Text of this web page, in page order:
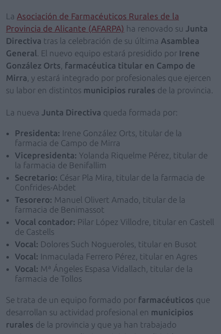
La Asociación de Farmacéuticos Rurales de la
Provincia de Alicante (AFARPA) ha renovado su Junta
Directiva tras la celebración de su última Asamblea
General . El nuevo equipo estará presidido por Irene
González Orts farmacéutica titular en Campo de
Mirra , y estará integrado por profesionales que ejercen
su labor en distintos municipios rurales de la provincia.
La nueva Junta Directiva queda formada por:
Presidenta: Irene González Orts, titular de la
farmacia de Campo de Mirra
Vicepresidenta: Yolanda Riquelme Pérez, titular de
la farmacia de Benifallim
Secretario: César Pla Mira, titular de la farmacia de
Confrides-Abdet
Tesorero: Manuel Olivert Amado, titular de la
farmacia de Benimassot
Vocal contador: Pilar López Villodre, titular en Castell
de Castells
Vocal: Dolores Such Nogueroles, titular en Busot
Vocal: Inmaculada Ferrero Pérez, titular en Agres
Vocal: Mª Ángeles Espasa Vidallach, titular de la
farmacia de Tollos
Se trata de un equipo formado por farmacéuticos que
desarrollan su actividad profesional en municipios
rurales de la provincia y que ya han trabajado